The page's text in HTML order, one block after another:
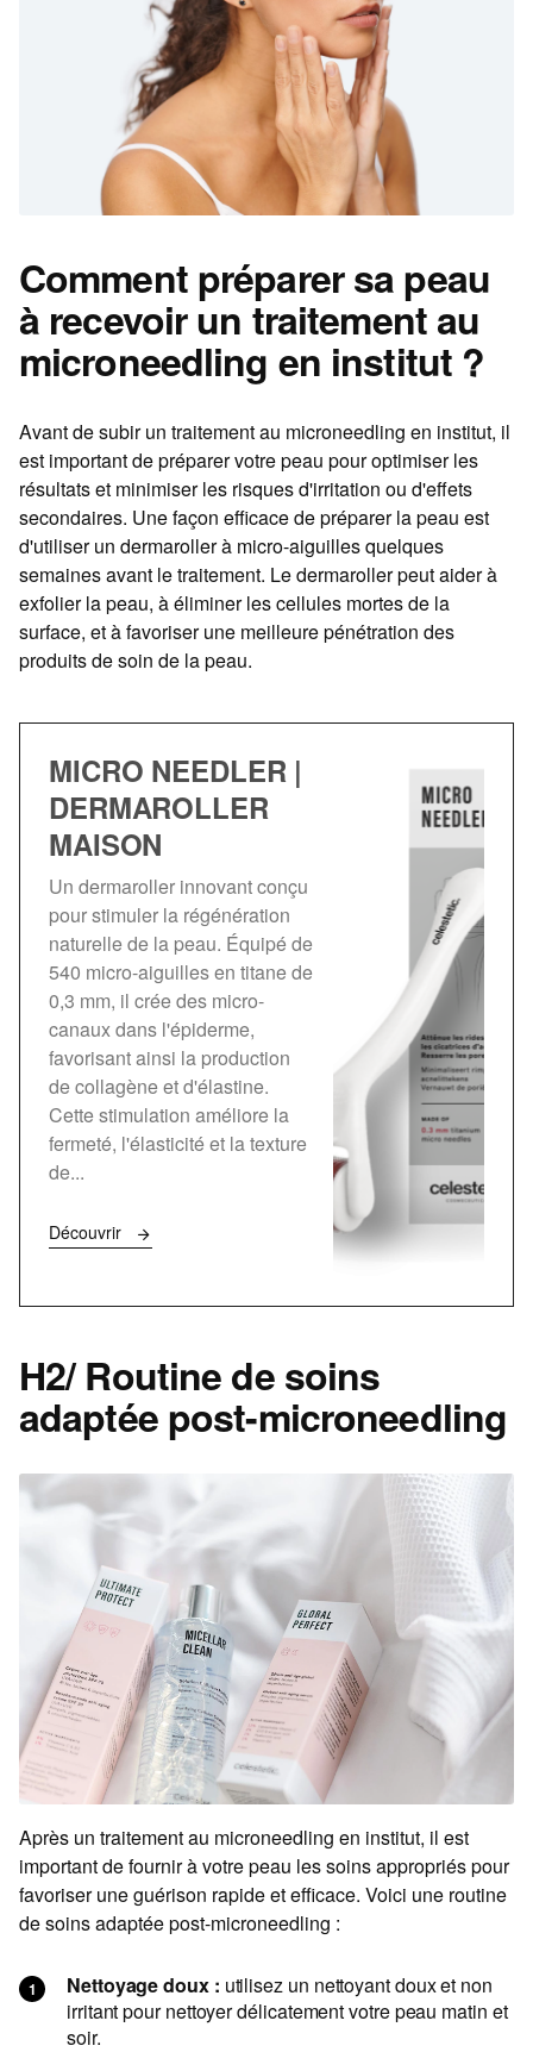
Comment préparer sa peau
à recevoir un traitement au
microneedling en institut ?
Avant de subir un traitement au microneedling en institut, il
est important de préparer votre peau pour optimiser les
résultats et minimiser les risques d'irritation ou d'effets
secondaires. Une façon efficace de préparer la peau est
d'utiliser un dermaroller à micro-aiguilles quelques
semaines avant le traitement. Le dermaroller peut aider à
exfolier la peau, à éliminer les cellules mortes de la
surface, et à favoriser une meilleure pénétration des
produits de soin de la peau.
MICRO NEEDLER |
DERMAROLLER
MAISON
Un dermaroller innovant conçu
pour stimuler la régénération
naturelle de la peau. Équipé de
540 micro-aiguilles en titane de
0,3 mm, il crée des micro-
canaux dans l'épiderme,
favorisant ainsi la production
de collagène et d'élastine.
Cette stimulation améliore la
fermeté, l'élasticité et la texture
de...
Découvrir
H2/ Routine de soins
adaptée post-microneedling
Après un traitement au microneedling en institut, il est
important de fournir à votre peau les soins appropriés pour
favoriser une guérison rapide et efficace. Voici une routine
de soins adaptée post-microneedling :
Nettoyage doux : utilisez un nettoyant doux et non
irritant pour nettoyer délicatement votre peau matin et
soir.